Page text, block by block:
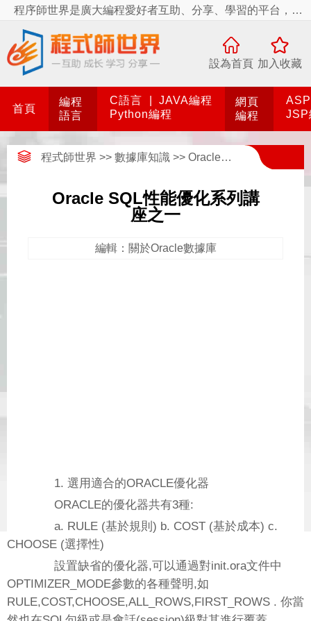
程序師世界是廣大編程愛好者互助、分享、學習的平台，程序師世界有你更精彩！
設為首頁 加入收藏
首頁
編程
語言
C語言
JAVA編程
Python編程
網頁
編程
JSP
程式師世界 >> 數據庫知識 >> Oracle數據庫 >>
Oracle SQL性能優化系列講
座之一
編輯：關於Oracle數據庫
1. 選用適合的ORACLE優化器
ORACLE的優化器共有3種:
a. RULE (基於規則) b. COST (基於成本) c.
CHOOSE (選擇性)
設置缺省的優化器,可以通過對init.ora文件中
OPTIMIZER_MODE參數的各種聲明,如
RULE,COST,CHOOSE,ALL_ROWS,FIRST_ROWS . 你當